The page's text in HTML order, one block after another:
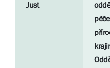
Just